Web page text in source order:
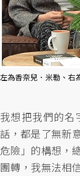
左為香奈兒．米勒、右
我想把我們的名
話，都是了無新
危險」的構想，
團轉，我無法相